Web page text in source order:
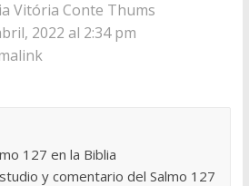
Vitória Conte Thums
2022 al 2:34 pm
127 en la Biblia
y comentario del Salmo 127